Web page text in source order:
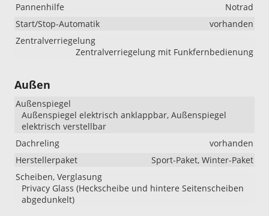
Pannenhilfe
Notrad
Start/Stop-Automatik
vorhanden
Zentralverriegelung
Zentralverriegelung mit Funkfernbedienung
Außen
Außenspiegel
Außenspiegel elektrisch anklappbar, Außenspiegel
elektrisch verstellbar
Dachreling
vorhanden
Herstellerpaket
Sport-Paket, Winter-Paket
Scheiben, Verglasung
Privacy Glass (Heckscheibe und hintere Seitenscheiben
abgedunkelt)